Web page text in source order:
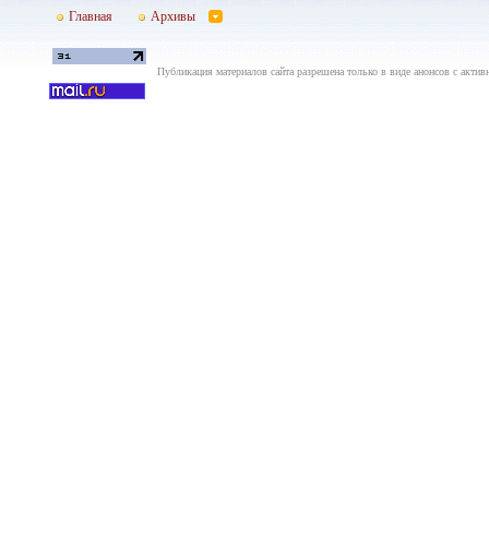
Главная Архивы
Публикация материалов сайта разрешена только в виде анонсов с